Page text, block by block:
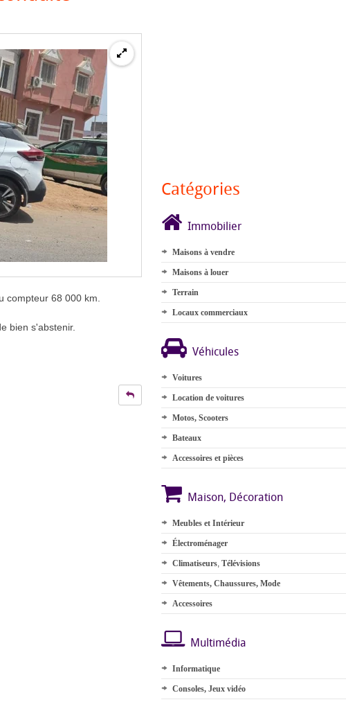
compteur 68 000 km.
bien s'abstenir.
Catégories
Immobilier
Maisons à vendre
Maisons à louer
Terrain
Locaux commerciaux
Véhicules
Voitures
Location de voitures
Motos, Scooters
Bateaux
Accessoires et pièces
Maison, Décoration
Meubles et Intérieur
Électroménager
Climatiseurs, Télévisions
Vêtements, Chaussures, Mode
Accessoires
Multimédia
Informatique
Consoles, Jeux vidéo